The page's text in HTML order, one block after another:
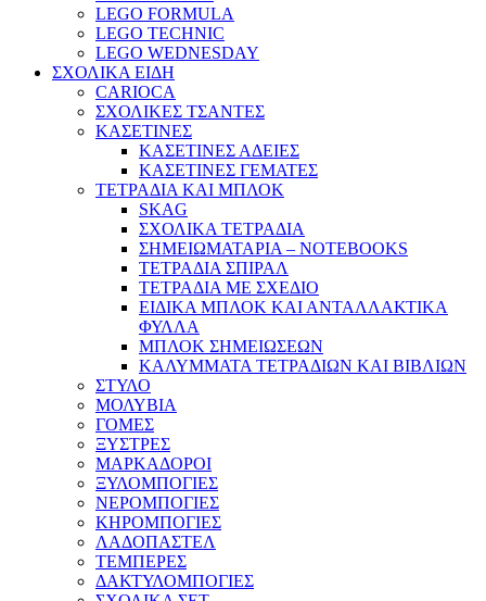
LEGO FORMULA
LEGO TECHNIC
LEGO WEDNESDAY
ΣΧΟΛΙΚΑ ΕΙΔΗ
CARIOCA
ΣΧΟΛΙΚΕΣ ΤΣΑΝΤΕΣ
ΚΑΣΕΤΙΝΕΣ
ΚΑΣΕΤΙΝΕΣ ΑΔΕΙΕΣ
ΚΑΣΕΤΙΝΕΣ ΓΕΜΑΤΕΣ
ΤΕΤΡΑΔΙΑ ΚΑΙ ΜΠΛΟΚ
SKAG
ΣΧΟΛΙΚΑ ΤΕΤΡΑΔΙΑ
ΣΗΜΕΙΩΜΑΤΑΡΙΑ – NOTEBOOKS
ΤΕΤΡΑΔΙΑ ΣΠΙΡΑΛ
ΤΕΤΡΑΔΙΑ ΜΕ ΣΧΕΔΙΟ
ΕΙΔΙΚΑ ΜΠΛΟΚ ΚΑΙ ΑΝΤΑΛΛΑΚΤΙΚΑ
ΦΥΛΛΑ
ΜΠΛΟΚ ΣΗΜΕΙΩΣΕΩΝ
ΚΑΛΥΜΜΑΤΑ ΤΕΤΡΑΔΙΩΝ ΚΑΙ ΒΙΒΛΙΩΝ
ΣΤΥΛΟ
ΜΟΛΥΒΙΑ
ΓΟΜΕΣ
ΞΥΣΤΡΕΣ
ΜΑΡΚΑΔΟΡΟΙ
ΞΥΛΟΜΠΟΓΙΕΣ
ΝΕΡΟΜΠΟΓΙΕΣ
ΚΗΡΟΜΠΟΓΙΕΣ
ΛΑΔΟΠΑΣΤΕΛ
ΤΕΜΠΕΡΕΣ
ΔΑΚΤΥΛΟΜΠΟΓΙΕΣ